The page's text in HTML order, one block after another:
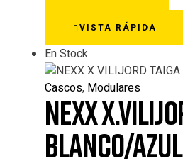
VISTA RÁPIDA
En Stock
Cascos, Modulares
NEXX
BLANCO/AZUL